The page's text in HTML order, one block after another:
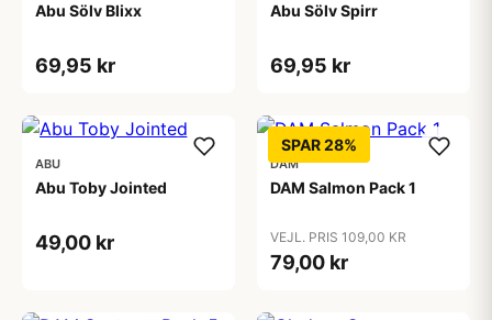
Abu Sölv Blixx
69,95 kr
Abu Sölv Spirr
69,95 kr
ABU
Abu Toby Jointed
49,00 kr
SPAR 28%
DAM
DAM Salmon Pack 1
VEJL. PRIS 109,00 KR
79,00 kr